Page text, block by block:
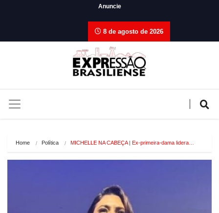
Anuncie
8 de agosto de 2026
Home Política MICHELLE NA CABEÇA | Ex-primeira-dama lidera…